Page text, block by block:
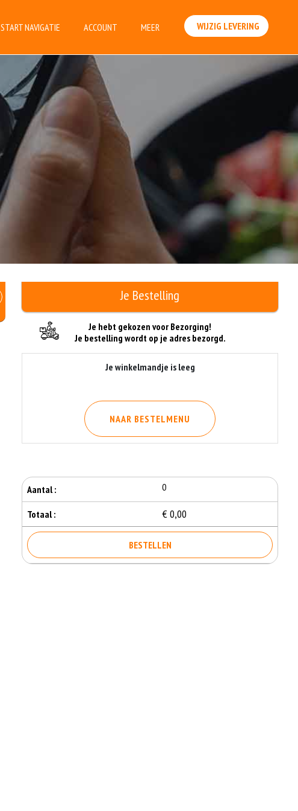
START NAVIGATIE ACCOUNT MEER WIJZIG LEVERING
Je hebt gekozen voor Bezorging!
Je bestelling wordt op je adres bezorgd.
Je winkelmandje is leeg
NAAR BESTELMENU
Aantal : 0
Totaal : € 0,00
BESTELLEN
Je Bestelling